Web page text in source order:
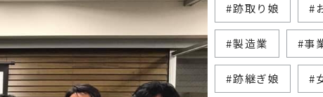
#跡取り娘 #
#製造業 #事
#跡継ぎ娘 #